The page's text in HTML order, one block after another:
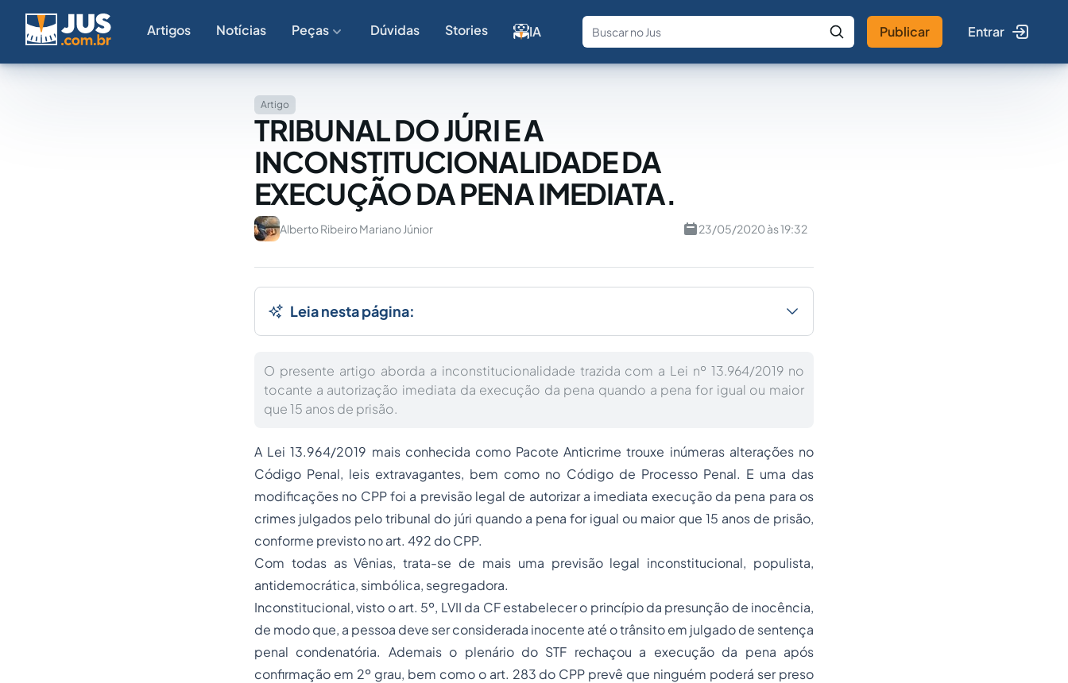
Artigos Notícias Peças Dúvidas Stories IA
Fale com a IA Buscar no Jus
Publicar Entrar
Artigo
TRIBUNAL DO JÚRI E A
INCONSTITUCIONALIDADE DA
EXECUÇÃO DA PENA IMEDIATA.
Alberto Ribeiro Mariano Júnior 23/05/2020 às 19:32
Leia nesta página:
O presente artigo aborda a inconstitucionalidade trazida com a Lei nº 13.964/2019 no
tocante a autorização imediata da execução da pena quando a pena for igual ou maior
que 15 anos de prisão.
A Lei 13.964/2019 mais conhecida como Pacote Anticrime trouxe inúmeras alterações no
Código Penal, leis extravagantes, bem como no Código de Processo Penal. E uma das
modificações no CPP foi a previsão legal de autorizar a imediata execução da pena para os
crimes julgados pelo tribunal do júri quando a pena for igual ou maior que 15 anos de prisão,
conforme previsto no art. 492 do CPP.
Com todas as Vênias, trata-se de mais uma previsão legal inconstitucional, populista,
antidemocrática, simbólica, segregadora.
Inconstitucional, visto o art. 5º, LVII da CF estabelecer o princípio da presunção de inocência,
de modo que, a pessoa deve ser considerada inocente até o trânsito em julgado de sentença
penal condenatória. Ademais o plenário do STF rechaçou a execução da pena após
confirmação em 2º grau, bem como o art. 283 do CPP prevê que ninguém poderá ser preso